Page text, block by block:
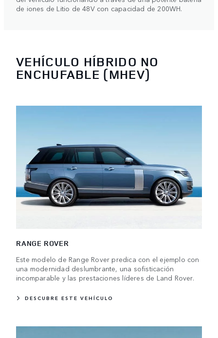
de iones de Litio de 48V con capacidad de 200WH.
VEHÍCULO HÍBRIDO NO
ENCHUFABLE (MHEV)
RANGE ROVER
Este modelo de Range Rover predica con el ejemplo con
una modernidad deslumbrante, una sofisticación
incomparable y las prestaciones líderes de Land Rover.
DESCUBRE ESTE VEHÍCULO